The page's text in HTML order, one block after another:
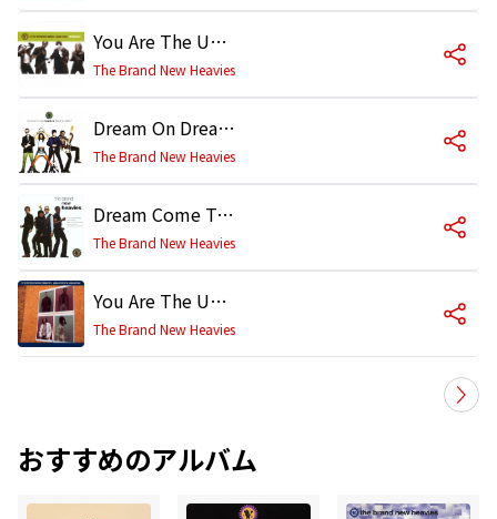
You Are The Universe
The Brand New Heavies
Dream On Dreamer
The Brand New Heavies
Dream Come True
The Brand New Heavies
You Are The Universe (Radio Version)
The Brand New Heavies
おすすめのアルバム